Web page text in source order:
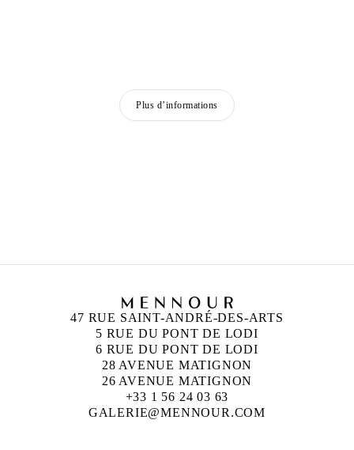
Plus d’informations
47 RUE SAINT-ANDRÉ-DES-ARTS
5 RUE DU PONT DE LODI
6 RUE DU PONT DE LODI
28 AVENUE MATIGNON
26 AVENUE MATIGNON
+33 1 56 24 03 63
GALERIE@MENNOUR.COM